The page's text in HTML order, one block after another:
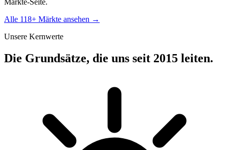
Märkte-Seite.
Alle 118+ Märkte ansehen →
Unsere Kernwerte
Die Grundsätze, die uns seit 2015 leiten.